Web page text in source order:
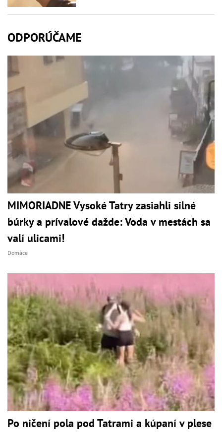
ODPORÚČAME
MIMORIADNE Vysoké Tatry zasiahli silné
búrky a prívalové dažde: Voda v mestách sa
valí ulicami!
Domáce
Po ničení pola pod Tatrami a kúpaní v plese